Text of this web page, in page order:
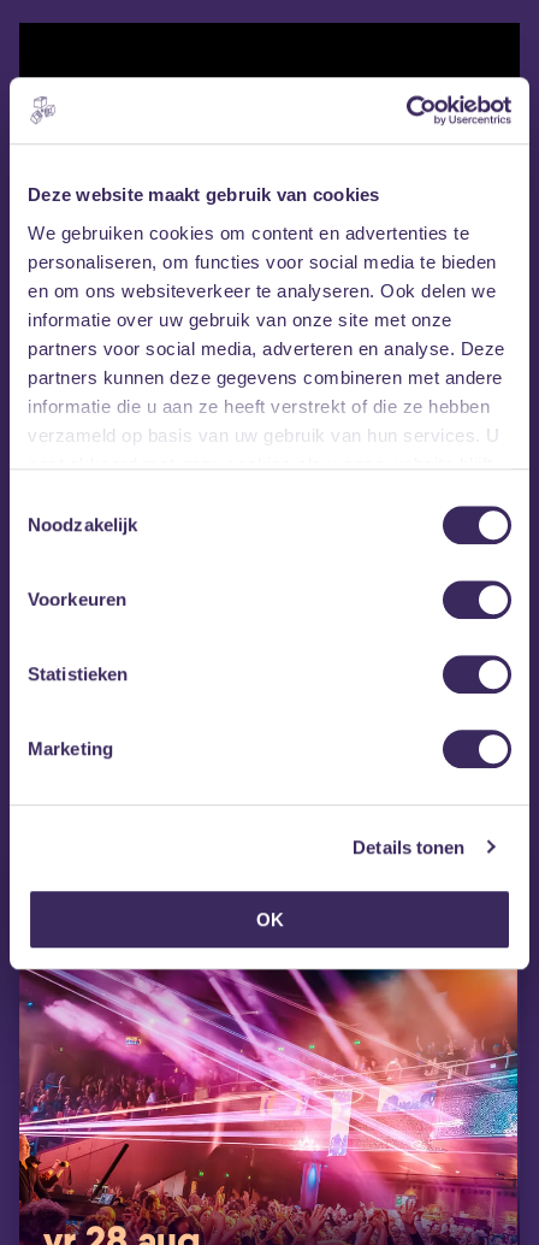
Deze website maakt gebruik van cookies
We gebruiken cookies om content en advertenties te
personaliseren, om functies voor social media te bieden
en om ons websiteverkeer te analyseren. Ook delen we
informatie over uw gebruik van onze site met onze
partners voor social media, adverteren en analyse. Deze
partners kunnen deze gegevens combineren met andere
informatie die u aan ze heeft verstrekt of die ze hebben
verzameld op basis van uw gebruik van hun services. U
Noodzakelijk
Voorkeuren
Statistieken
Marketing
Details tonen
OK
MEZZ tipt